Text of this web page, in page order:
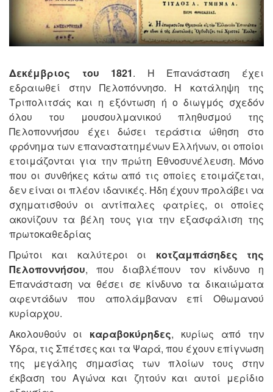
Δεκέμβριος του 1821. Η Επανάσταση έχει
εδραιωθεί στην Πελοπόννησο. Η κατάληψη της
Τριπολιτσάς και η εξόντωση ή ο διωγμός σχεδόν
όλου του μουσουλμανικού πληθυσμού της
Πελοποννήσου έχει δώσει τεράστια ώθηση στο
φρόνημα των επαναστατημένων Ελλήνων, οι οποίοι
ετοιμάζονται για την πρώτη Εθνοσυνέλευση. Μόνο
που οι συνθήκες κάτω από τις οποίες ετοιμάζεται,
δεν είναι οι πλέον ιδανικές. Ήδη έχουν προλάβει να
σχηματισθούν οι αντίπαλες φατρίες, οι οποίες
ακονίζουν τα βέλη τους για την εξασφάλιση της
πρωτοκαθεδρίας
Πρώτοι και καλύτεροι οι κοτζαμπάσηδες της
Πελοποννήσου, που διαβλέπουν τον κίνδυνο η
Επανάσταση να θέσει σε κίνδυνο τα δικαιώματα
αφεντάδων που απολάμβαναν επί Οθωμανού
κυρίαρχου.
Ακολουθούν οι καραβοκύρηδες, κυρίως από την
Ύδρα, τις Σπέτσες και τα Ψαρά, που έχουν επίγνωση
της μεγάλης σημασίας των πλοίων τους στην
έκβαση του Αγώνα και ζητούν και αυτοί μερίδιο